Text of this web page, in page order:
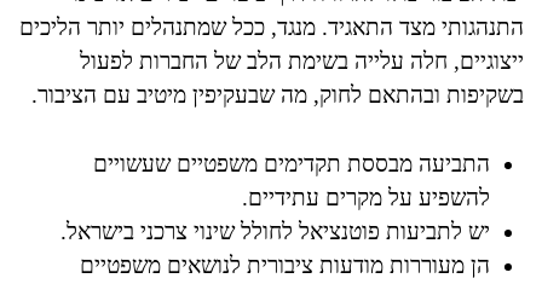
התנהגותי מצד התאגיד. מנגד, ככל שמתנהלים יותר הליכים
ייצוגיים, חלה עלייה בשימת הלב של החברות לפעול
בשקיפות ובהתאם לחוק, מה שבעקיפין מיטיב עם הציבור.
התביעה מבססת תקדימים משפטיים שעשויים
להשפיע על מקרים עתידיים.
יש לתביעות פוטנציאל לחולל שינוי צרכני בישראל.
הן מעוררות מודעות ציבורית לנושאים משפטיים